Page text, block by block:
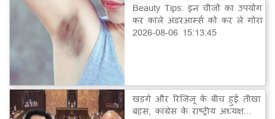
Beauty Tips: इन चीजों का उपयोग
कर काले अंडरआर्म्स को कर लें गोरा
2026-08-06 15:13:45
खड़गे और रिजिजू के बीच हुई तीखा
बहस, कांग्रेस के राष्ट्रीय अध्यक्ष...